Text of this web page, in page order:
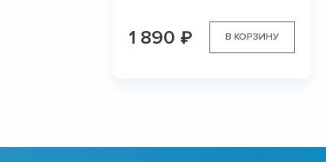
1 890 ₽ В КОРЗИНУ